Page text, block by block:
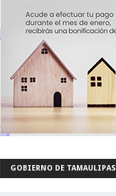
GOBIERNO DE TAMAULIPAS